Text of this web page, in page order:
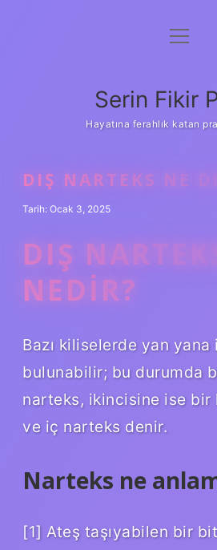
Gizlilik
Yasal Uyarı
menüyü
Serin Fikir
Hayatına ferahlık katan
DIŞ NARTEKS NE
Tarih: Ocak 3, 2025
DIŞ NARTEKS
NEDIR?
Bazı kiliselerde yan
bulunabilir; bu durumda
narteks, ikincisine ise bir
ve iç narteks denir.
Narteks ne
[1] Ateş taşıyabilen bir